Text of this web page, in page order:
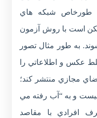
به طورخاص شبکه هاي
است با روش آزمون
به طور مثال تصور
عکس و اطلاعاتي را
مجازي منتشر کند؛
و به “آب رفته مي
افرادي با مقاصد